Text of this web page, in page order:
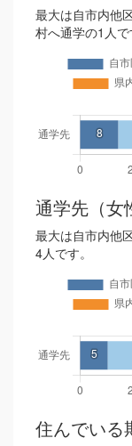
最大は自市内他
村へ通学の1人で
通学先（女
最大は自市内他
4人です。
住んでいる